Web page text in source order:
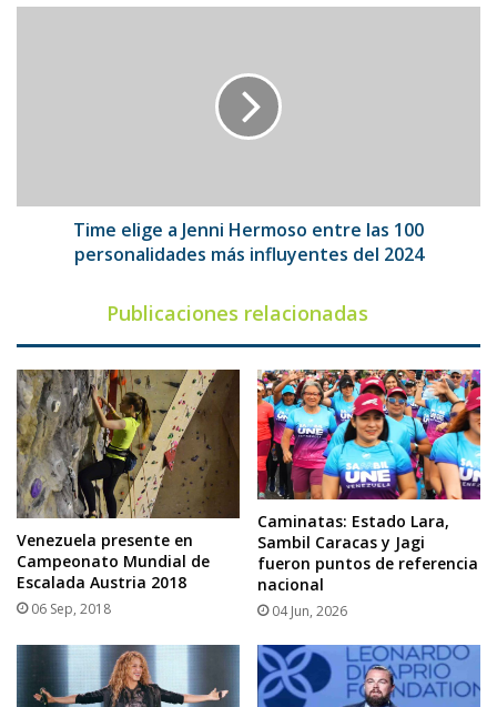
personalidades
influyentes
Time elige a Jenni Hermoso entre las 100
personalidades más influyentes del 2024
Publicaciones relacionadas
Venezuela presente en
Campeonato Mundial de
Escalada Austria 2018
06 Sep, 2018
Caminatas: Estado Lara,
Sambil Caracas y Jagi
fueron puntos de referencia
nacional
04 Jun, 2026